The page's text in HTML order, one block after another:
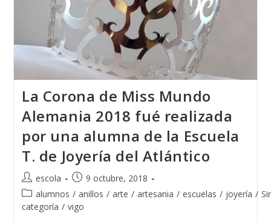
La Corona de Miss Mundo
Alemania 2018 fué realizada
por una alumna de la Escuela
T. de Joyería del Atlántico
Autor
de
la
entrada:
escola
Publicación
de
la
entrada:
9 octubre, 2018
Categoría
de
alumnos / anillos / arte / artesania / escuelas / joyería /
categoría / vigo